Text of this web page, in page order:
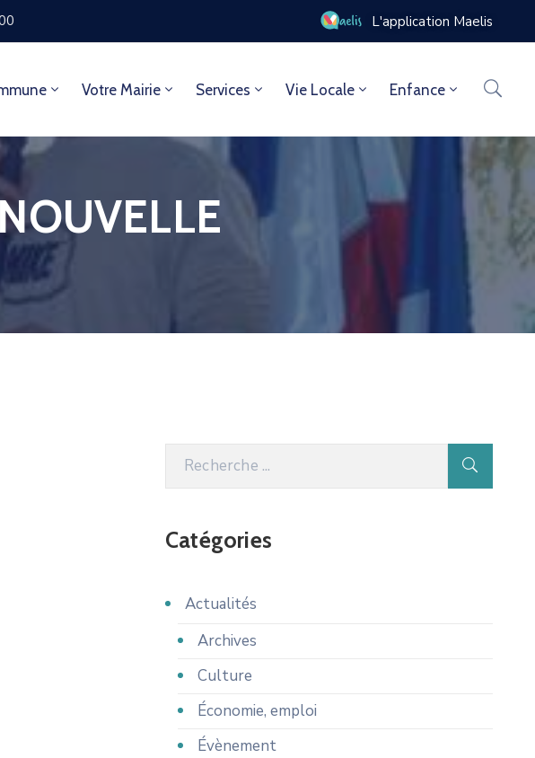
L'application Maelis
Votre Mairie Services Vie Locale Enfance
Catégories
Actualités
Archives
Culture
Économie, emploi
Évènement